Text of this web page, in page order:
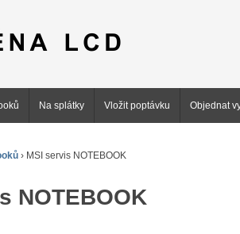
Na splátky Vložit poptávku Objednat
› MSI servis NOTEBOOK
NOTEBOOK